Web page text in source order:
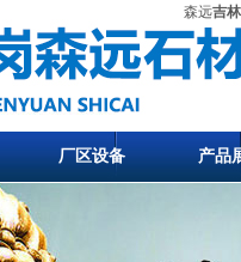
森远吉
厂区设备 产品